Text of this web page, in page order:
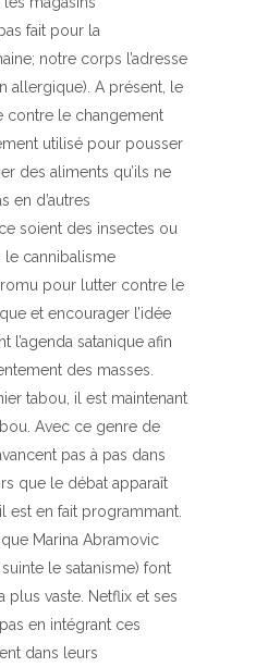
fait pour la
notre corps l’adresse
allergique). A présent, le
contre le changement
utilisé pour pousser
des aliments qu’ils ne
en d’autres
soient des insectes ou
le cannibalisme
pour lutter contre le
et encourager l’idée
l’agenda satanique afin
des masses.
tabou, il est maintenant
Avec ce genre de
pas à pas dans
que le débat apparaît
est en fait programmant.
Marina Abramovic
le satanisme) font
plus vaste. Netflix et ses
en intégrant ces
dans leurs